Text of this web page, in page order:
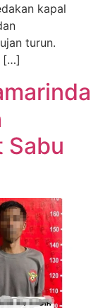
kapal
turun.
[…]
Sabu